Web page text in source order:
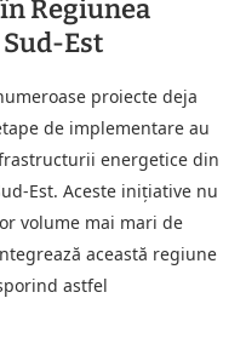
Regiunea
Est
proiecte deja
de implementare au
energetice din
Est. Aceste inițiative nu
volume mai mari de
această regiune
astfel